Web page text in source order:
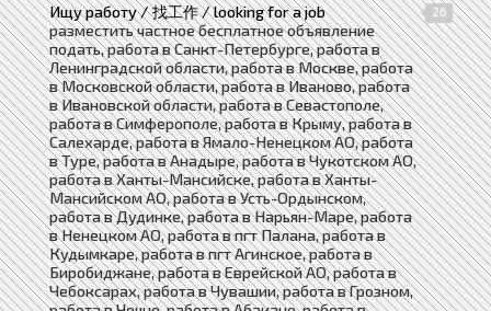
Ищу работу / 找工作 / looking for a job 26
разместить частное бесплатное объявление
подать, работа в Санкт-Петербурге, работа в
Ленинградской области, работа в Москве, работа
в Московской области, работа в Иваново, работа
в Ивановской области, работа в Севастополе,
работа в Симферополе, работа в Крыму, работа в
Салехарде, работа в Ямало-Ненецком АО, работа
в Туре, работа в Анадыре, работа в Чукотском АО,
работа в Ханты-Мансийске, работа в Ханты-
Мансийском АО, работа в Усть-Ордынском,
работа в Дудинке, работа в Нарьян-Маре, работа
в Ненецком АО, работа в пгт Палана, работа в
Кудымкаре, работа в пгт Агинское, работа в
Биробиджане, работа в Еврейской АО, работа в
Чебоксарах, работа в Чувашии, работа в Грозном,